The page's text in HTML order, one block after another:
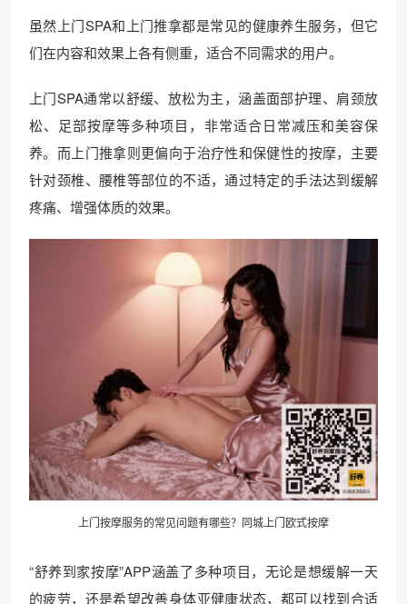
虽然上门SPA和上门推拿都是常见的健康养生服务，但它
们在内容和效果上各有侧重，适合不同需求的用户。
上门SPA通常以舒缓、放松为主，涵盖面部护理、肩颈放
松、足部按摩等多种项目，非常适合日常减压和美容保
养。而上门推拿则更偏向于治疗性和保健性的按摩，主要
针对颈椎、腰椎等部位的不适，通过特定的手法达到缓解
疼痛、增强体质的效果。
上门按摩服务的常见问题有哪些？同城上门欧式按摩
“舒养到家按摩”APP涵盖了多种项目，无论是想缓解一天
的疲劳，还是希望改善身体亚健康状态，都可以找到合适